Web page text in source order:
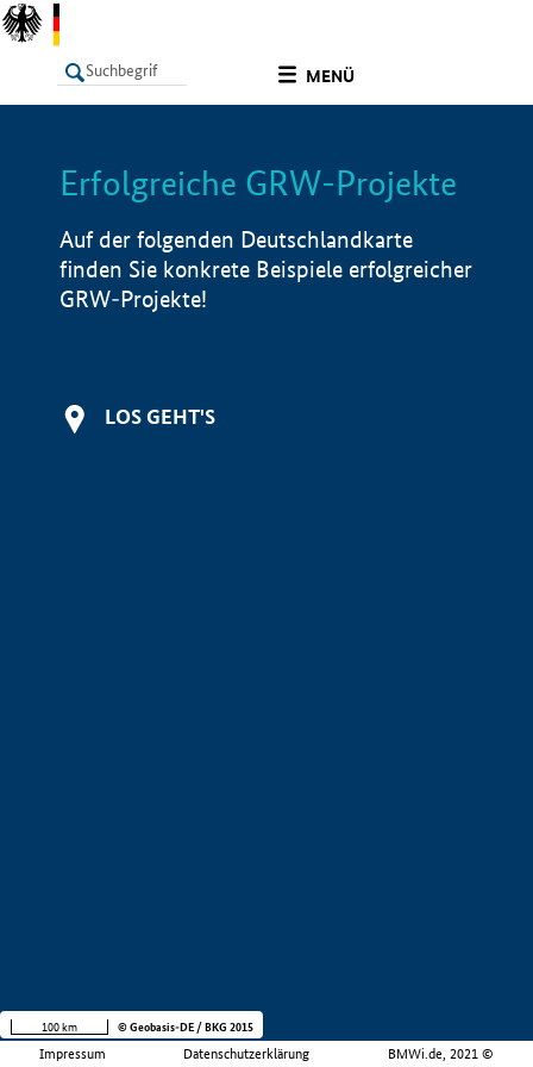
MENÜ
LISTE Info
Erfolgreiche GRW-Projekte
Auf der folgenden Deutschlandkarte
finden Sie konkrete Beispiele erfolgreicher
GRW-Projekte!
LOS GEHT'S
Impressum Datenschutzerklärung BMWi.de, 2021 ©
100 km © Geobasis-DE / BKG 2015